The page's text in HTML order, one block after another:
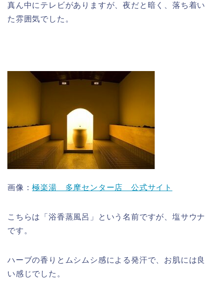
真ん中にテレビがありますが、夜だと暗く、落ち着い
た雰囲気でした。
画像：極楽湯 多摩センター店 公式サイト
こちらは「浴香蒸風呂」という名前ですが、塩サウナ
です。
ハーブの香りとムシムシ感による発汗で、お肌には良
い感じでした。